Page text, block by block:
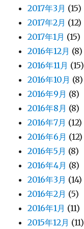
2017年3月 (15)
2017年2月 (12)
2017年1月 (15)
2016年12月 (8)
2016年11月 (15)
2016年10月 (8)
2016年9月 (8)
2016年8月 (8)
2016年7月 (12)
2016年6月 (12)
2016年5月 (8)
2016年4月 (8)
2016年3月 (14)
2016年2月 (5)
2016年1月 (11)
2015年12月 (11)